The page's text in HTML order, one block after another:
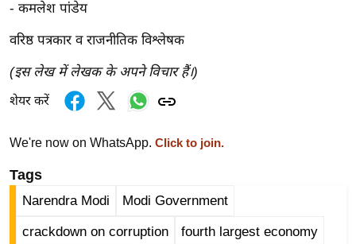
स
मं
ले
न
शि
ज
- कमलेश पांडेय
वरिष्ठ पत्रकार व राजनीतिक विश्लेषक
(इस लेख में लेखक के अपने विचार हैं।)
शेयर करें
We're now on WhatsApp. Click to join.
Tags
Narendra Modi Modi Government
crackdown on corruption fourth largest economy